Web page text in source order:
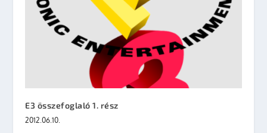
E3 összefoglaló 1. rész
2012.06.10.